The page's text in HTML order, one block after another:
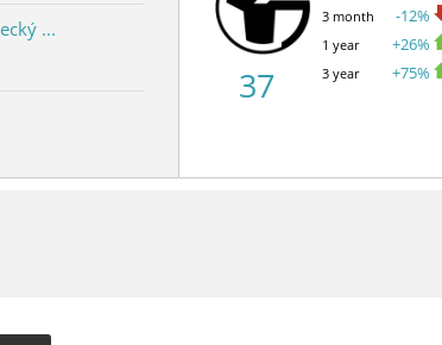
...
37
3 month
1 year
3 year
-12%
+26%
+75%